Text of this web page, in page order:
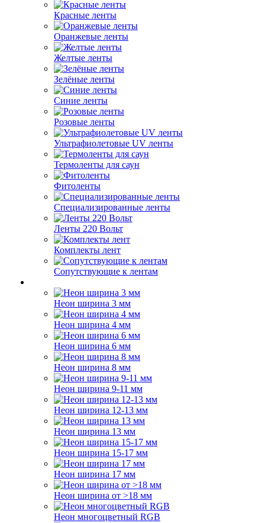
Красные ленты
Оранжевые ленты
Желтые ленты
Зелёные ленты
Синие ленты
Розовые ленты
Ультрафиолетовые UV ленты
Термоленты для саун
Фитоленты
Специализированные ленты
Ленты 220 Вольт
Комплекты лент
Сопутствующие к лентам
Неон ширина 3 мм
Неон ширина 4 мм
Неон ширина 6 мм
Неон ширина 8 мм
Неон ширина 9-11 мм
Неон ширина 12-13 мм
Неон ширина 13 мм
Неон ширина 15-17 мм
Неон ширина 17 мм
Неон ширина от >18 мм
Неон многоцветный RGB